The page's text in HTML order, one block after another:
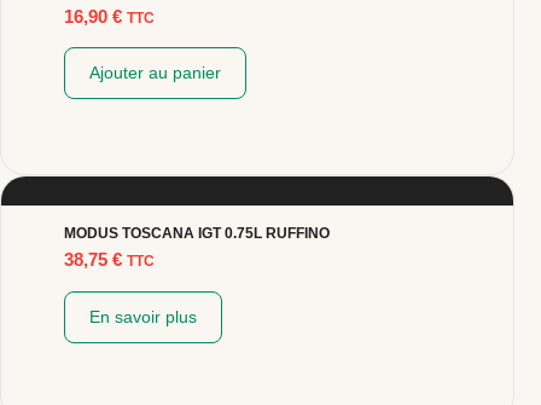
16,90 € TTC
Ajouter au panier
MODUS TOSCANA IGT 0.75L RUFFINO
38,75 € TTC
En savoir plus